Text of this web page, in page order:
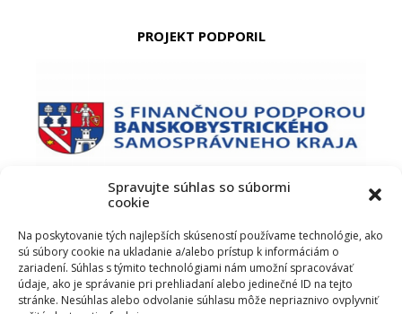
Spravujte súhlas so súbormi
cookie
Na poskytovanie tých najlepších skúseností používame technológie, ako
sú súbory cookie na ukladanie a/alebo prístup k informáciám o
zariadení. Súhlas s týmito technológiami nám umožní spracovávať
údaje, ako je správanie pri prehliadaní alebo jedinečné ID na tejto
stránke. Nesúhlas alebo odvolanie súhlasu môže nepriaznivo ovplyvniť
PROJEKT PODPORIL
PODUJATIE PODPORIL